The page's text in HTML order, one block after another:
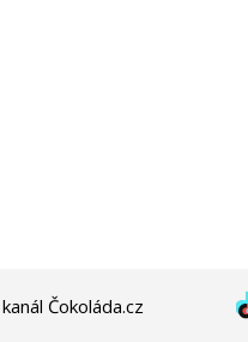
Čokoláda.cz